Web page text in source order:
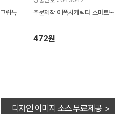
립톡
주문제작 에폭시캐릭터 스마트톡
472원
디자인 이미지 소스 무료제공 >